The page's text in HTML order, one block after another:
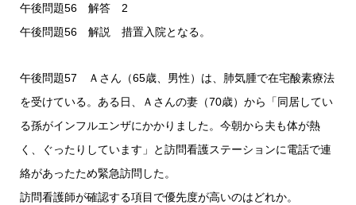
午後問題56 解答 2
午後問題56 解説 措置入院となる。
午後問題57 Ａさん（65歳、男性）は、肺気腫で在宅酸素療法
を受けている。ある日、Ａさんの妻（70歳）から「同居してい
る孫がインフルエンザにかかりました。今朝から夫も体が熱
く、ぐったりしています」と訪問看護ステーションに電話で連
絡があったため緊急訪問した。
訪問看護師が確認する項目で優先度が高いのはどれか。